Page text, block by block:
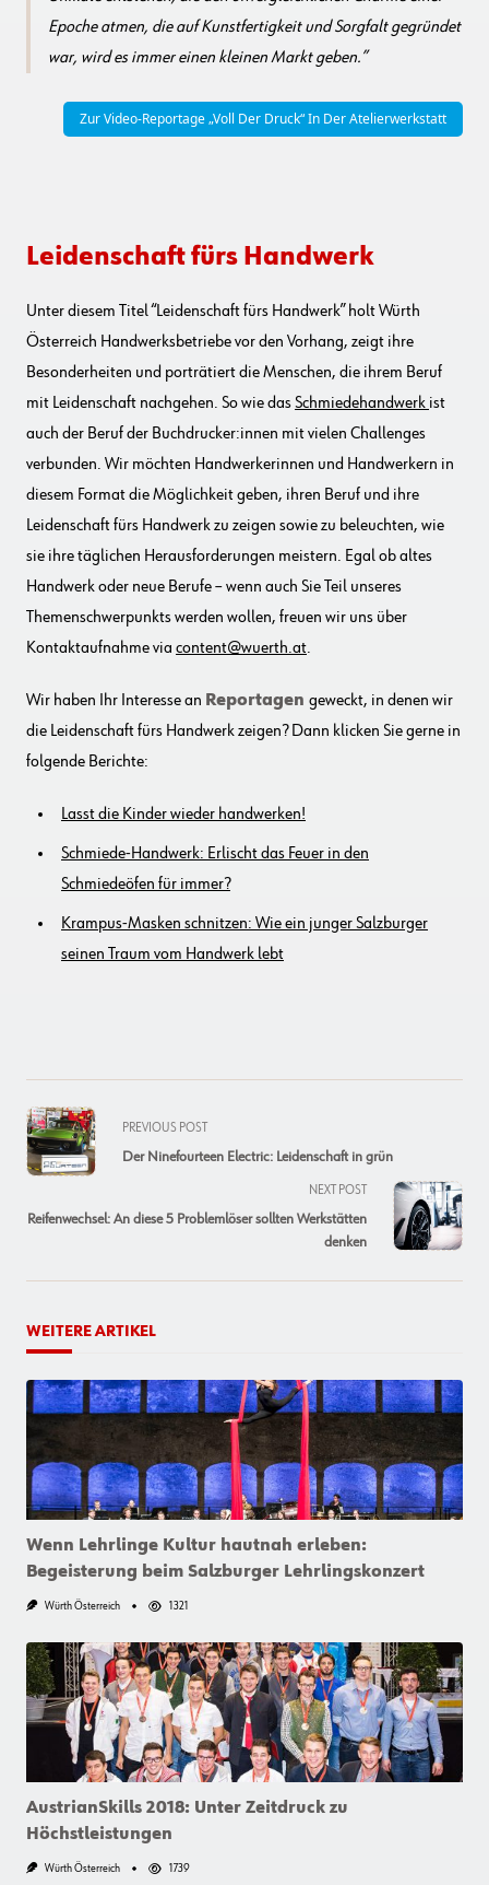
Epoche atmen, die auf Kunstfertigkeit und Sorgfalt gegründet
war, wird es immer einen kleinen Markt geben.
Zur Video-Reportage „Voll Der Druck“ In Der Atelierwerkstatt
Leidenschaft fürs Handwerk
Unter diesem Titel “Leidenschaft fürs Handwerk” holt Würth
Österreich Handwerksbetriebe vor den Vorhang, zeigt ihre
Besonderheiten und porträtiert die Menschen, die ihrem Beruf
mit Leidenschaft nachgehen. So wie dasSchmiedehandwerk ist
auch der Beruf der Buchdrucker:innen mit vielen Challenges
verbunden. Wir möchten Handwerkerinnen und Handwerkern in
diesem Format die Möglichkeit geben, ihren Beruf und ihre
Leidenschaft fürs Handwerk zu zeigen sowie zu beleuchten, wie
sie ihre täglichen Herausforderungen meistern. Egal ob altes
Handwerk oder neue Berufe – wenn auch Sie Teil unseres
Themenschwerpunkts werden wollen, freuen wir uns über
Kontaktaufnahme via content@wuerth.at.
Wir haben Ihr Interesse an Reportagen geweckt, in denen wir
die Leidenschaft fürs Handwerk zeigen? Dann klicken Sie gerne in
folgende Berichte:
Lasst die Kinder wieder handwerken!
Schmiede-Handwerk: Erlischt das Feuer in den
Schmiedeöfen für immer?
Krampus-Masken schnitzen: Wie ein junger Salzburger
seinen Traum vom Handwerk lebt
<span
class="nav-
subtitle
reader-
PREVIOUS POST
Der Ninefourteen Electric: Leidenschaft in grün
NEXT POST
Reifenwechsel: An diese 5 Problemlöser sollten Werkstätten
denken
WEITERE ARTIKEL
Wenn Lehrlinge Kultur hautnah erleben:
Begeisterung beim Salzburger Lehrlingskonzert
Würth Österreich 1321
AustrianSkills 2018: Unter Zeitdruck zu
Höchstleistungen
Würth Österreich 1739